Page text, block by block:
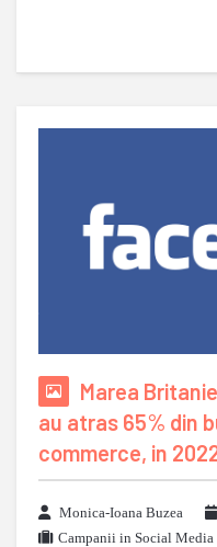
Marea
au atras 65% din
commerce, in
Monica-Ioana Buzea
Campanii in Social Media